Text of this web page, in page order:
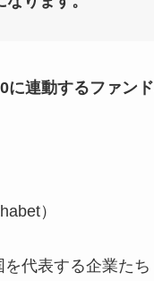
に連動するファンド
）
を代表する企業たち